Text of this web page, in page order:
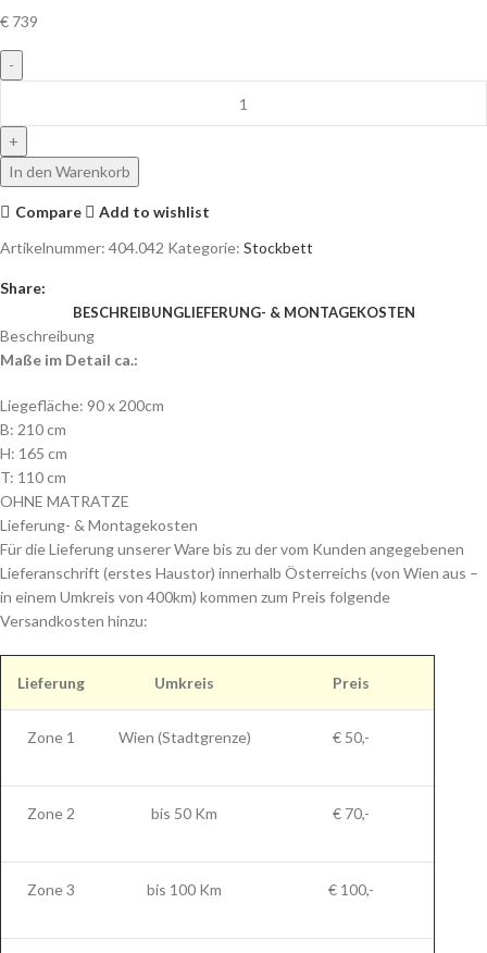
€ 739
In den Warenkorb
Compare
Add to wishlist
Artikelnummer: 404.042 Kategorie: Stockbett
Share:
BESCHREIBUNGLIEFERUNG- & MONTAGEKOSTEN
Beschreibung
Maße im Detail ca.:
Liegefläche: 90 x 200cm
B: 210 cm
H: 165 cm
T: 110 cm
OHNE MATRATZE
Lieferung- & Montagekosten
Für die Lieferung unserer Ware bis zu der vom Kunden angegebenen
Lieferanschrift (erstes Haustor) innerhalb Österreichs (von Wien aus –
in einem Umkreis von 400km) kommen zum Preis folgende
Versandkosten hinzu:
Lieferung Umkreis Preis
Zone 1 Wien (Stadtgrenze) € 50,-
Zone 2 bis 50 Km € 70,-
Zone 3 bis 100 Km € 100,-